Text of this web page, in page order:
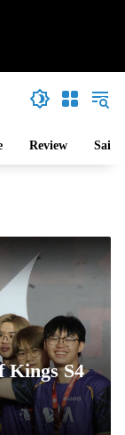
Review Sains
Kings S4